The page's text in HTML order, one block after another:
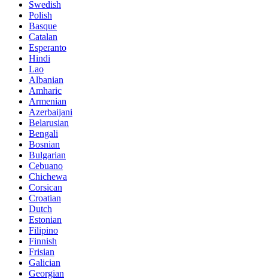
Swedish
Polish
Basque
Catalan
Esperanto
Hindi
Lao
Albanian
Amharic
Armenian
Azerbaijani
Belarusian
Bengali
Bosnian
Bulgarian
Cebuano
Chichewa
Corsican
Croatian
Dutch
Estonian
Filipino
Finnish
Frisian
Galician
Georgian